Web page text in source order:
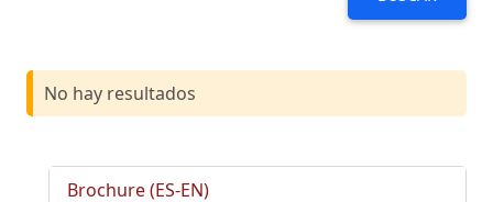
No hay resultados
Brochure (ES-EN)